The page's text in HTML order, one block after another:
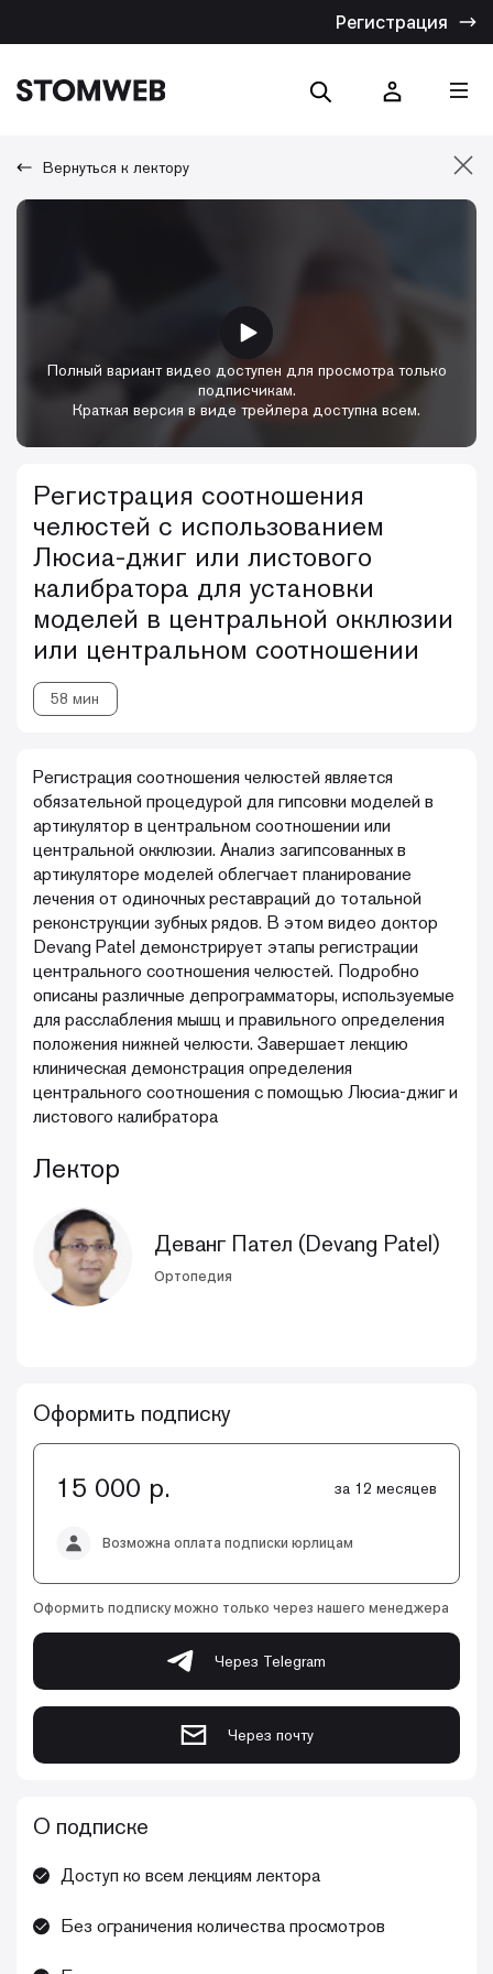
Регистрация
Вернуться к лектору
Полный вариант видео доступен для просмотра только
подписчикам.
Краткая версия в виде трейлера доступна всем.
Регистрация соотношения
челюстей с использованием
Люсиа-джиг или листового
калибратора для установки
моделей в центральной окклюзии
или центральном соотношении
58 мин
Регистрация соотношения челюстей является
обязательной процедурой для гипсовки моделей в
артикулятор в центральном соотношении или
центральной окклюзии. Анализ загипсованных в
артикуляторе моделей облегчает планирование
лечения от одиночных реставраций до тотальной
реконструкции зубных рядов. В этом видео доктор
Devang Patel демонстрирует этапы регистрации
центрального соотношения челюстей. Подробно
описаны различные депрограмматоры, используемые
для расслабления мышц и правильного определения
положения нижней челюсти. Завершает лекцию
клиническая демонстрация определения
центрального соотношения с помощью Люсиа-джиг и
листового калибратора
Лектор
Деванг Пател (Devang Patel)
Ортопедия
Оформить подписку
15 000 р. за 12 месяцев
Возможна оплата подписки юрлицам
Оформить подписку можно только через нашего менеджера
Через Telegram
Через почту
О подписке
Доступ ко всем лекциям лектора
Без ограничения количества просмотров
Отмена